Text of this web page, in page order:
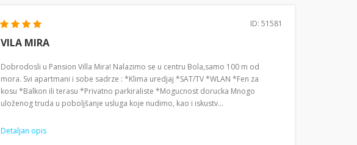
ID: 51581
VILA MIRA
Dobrodosli u Pansion Villa Mira! Nalazimo se u centru Bola,samo 100 m od
mora. Svi apartmani i sobe sadrze : *Klima uredjaj *SAT/TV *WLAN *Fen za
kosu *Balkon ili terasu *Privatno parkiraliste *Mogucnost dorucka Mnogo
uloženog truda u poboljšanje usluga koje nudimo, kao i iskustv...
Detaljan opis